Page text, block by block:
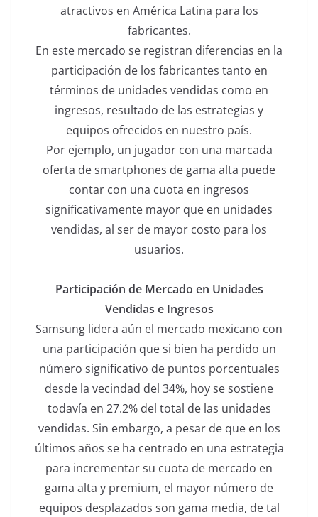
atractivos en América Latina para los
fabricantes.
En este mercado se registran diferencias en la
participación de los fabricantes tanto en
términos de unidades vendidas como en
ingresos, resultado de las estrategias y
equipos ofrecidos en nuestro país.
Por ejemplo, un jugador con una marcada
oferta de smartphones de gama alta puede
contar con una cuota en ingresos
significativamente mayor que en unidades
vendidas, al ser de mayor costo para los
usuarios.
Participación de Mercado en Unidades
Vendidas e Ingresos
Samsung lidera aún el mercado mexicano con
una participación que si bien ha perdido un
número significativo de puntos porcentuales
desde la vecindad del 34%, hoy se sostiene
todavía en 27.2% del total de las unidades
vendidas. Sin embargo, a pesar de que en los
últimos años se ha centrado en una estrategia
para incrementar su cuota de mercado en
gama alta y premium, el mayor número de
equipos desplazados son gama media, de tal